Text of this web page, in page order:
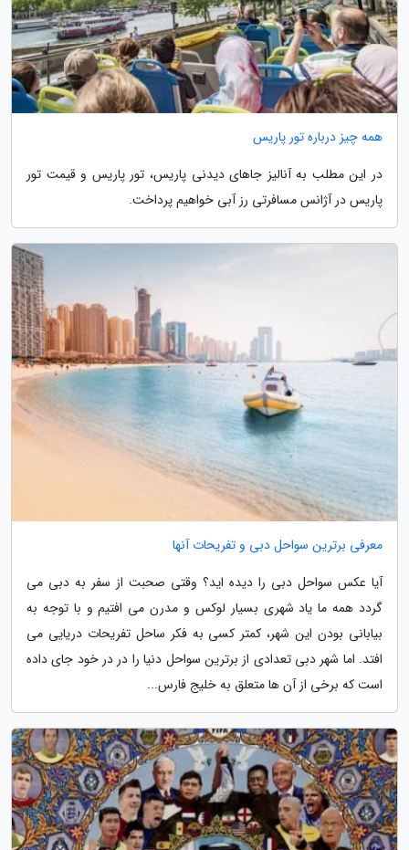
همه چیز درباره تور پاریس
در این مطلب به آنالیز جاهای دیدنی پاریس، تور پاریس و قیمت تور
پاریس در آژانس مسافرتی رز آبی خواهیم پرداخت.
معرفی برترین سواحل دبی و تفریحات آنها
آیا عکس سواحل دبی را دیده اید؟ وقتی صحبت از سفر به دبی می
گردد همه ما یاد شهری بسیار لوکس و مدرن می افتیم و با توجه به
بیابانی بودن این شهر، کمتر کسی به فکر ساحل تفریحات دریایی می
افتد. اما شهر دبی تعدادی از برترین سواحل دنیا را در در خود جای داده
است که برخی از آن ها متعلق به خلیج فارس...